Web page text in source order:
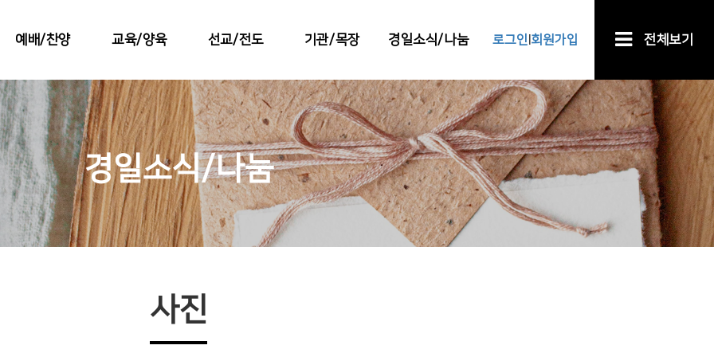
예배/찬양 교육/양육 선교/전도 기관/목장 경일소식/나눔 로그인 회원가입 전체보기
경일소식/나눔
사진